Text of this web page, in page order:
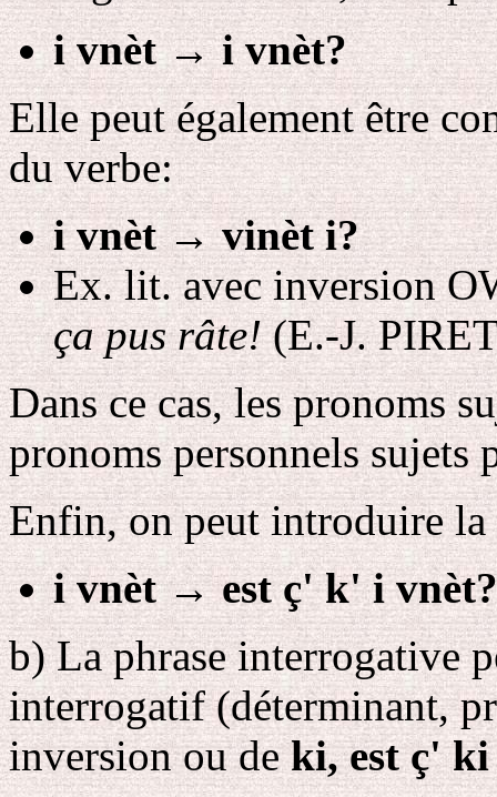
i vnèt→i vnèt?
Elle peut également être
du verbe:
i vnèt→vinèt i?
Ex. lit. avec inversion
ça pus râte!(E.-J.
Dans ce cas, les pronoms
pronoms personnels sujets
Enfin, on peut introduire la
i vnèt→est ç' k' i vnèt?
b) La phrase interrogative
interrogatif (déterminant,
inversion ou deki, est ç' ki